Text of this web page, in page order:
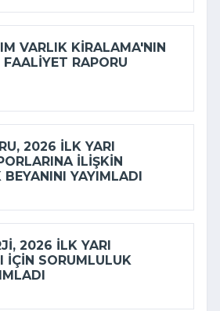
VARLIK KIRALAMA'NIN
RAPORU
2026 ILK YARI
ILIŞKIN
BEYANINI YAYIMLADI
2026 ILK YARI
IÇIN SORUMLULUK